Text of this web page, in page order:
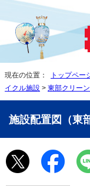
現在の位置： トップペー
イクル施設 > 東部クリー
施設配置図（東